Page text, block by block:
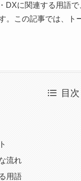
DXに関連する用語
。この記事では、
目次
流れ
用語